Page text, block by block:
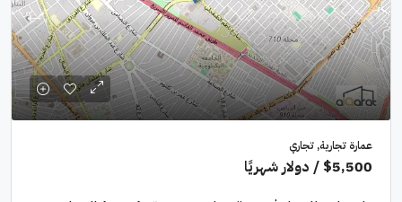
عمارة تجارية, تجاري
$5,500 / دولار شهريًا